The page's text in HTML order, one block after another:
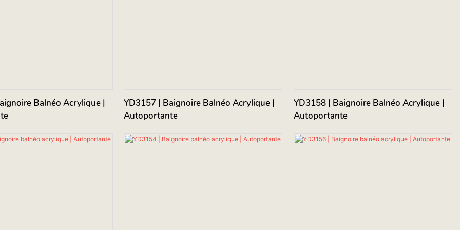
Balnéo Acrylique |
YD3157 | Baignoire Balnéo Acrylique |
Autoportante
YD3158 | Baignoire Balnéo Acrylique |
Autoportante